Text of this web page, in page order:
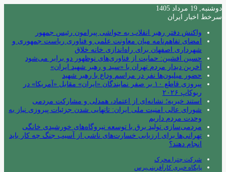
دوشنبه, 19 مرداد 1405
سرخط اخبار ایران
واکنش دفتر رهبر انقلاب به حواشی پیرامون رئیس جمهور
امضای تفاهم‌نامه میان معاونت علمی و فناوری ریاست جمهوری و
شهرداری اصفهان برای راه‌اندازی خانه خلاق
حسین افشین: حمایت از فناوری‌های نوظهور دو برابر می‌شود
آخرین دیدار مردم تهران با «سید و رهبر شهید ایران»
حضور میلیون‌ها نفر در مراسم وداع با رهبر شهید
پیروزی قاطع ۱۰ بر صفر نمایندگان «ایران» مقابل «آمریکا» در
ربوکاپ ۲۰۲۶
استند خیریه؛ نشانه‌ای از اعتماد، همدلی و مشارکت مردمی
شورای عالی امنیت ملی ایران: تانهایی شدن جزئیات پیروزی نیاز به
وحدت مردم داریم
مردمی‌سازی تولید برق با توسعه نیروگاه‌های خورشیدی خانگی
تهرانی‌ها برای ارزیابی خسارت‌های ناشی از آسیب جنگ چه کار باید
انجام دهند؟
شرکت چترا محرک
پایگاه خبری کارآفرینی‌پرس